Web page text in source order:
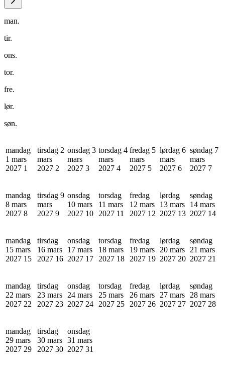
man.
tir.
ons.
tor.
fre.
lør.
søn.
mandag
1 mars
2027 1
tirsdag 2
mars
2027 2
onsdag 3
mars
2027 3
torsdag 4
mars
2027 4
fredag 5
mars
2027 5
lørdag 6
mars
2027 6
søndag 7
mars
2027 7
mandag
8 mars
2027 8
tirsdag 9
mars
2027 9
onsdag
10 mars
2027 10
torsdag
11 mars
2027 11
fredag
12 mars
2027 12
lørdag
13 mars
2027 13
søndag
14 mars
2027 14
mandag
15 mars
2027 15
tirsdag
16 mars
2027 16
onsdag
17 mars
2027 17
torsdag
18 mars
2027 18
fredag
19 mars
2027 19
lørdag
20 mars
2027 20
søndag
21 mars
2027 21
mandag
22 mars
2027 22
tirsdag
23 mars
2027 23
onsdag
24 mars
2027 24
torsdag
25 mars
2027 25
fredag
26 mars
2027 26
lørdag
27 mars
2027 27
søndag
28 mars
2027 28
mandag
29 mars
2027 29
tirsdag
30 mars
2027 30
onsdag
31 mars
2027 31